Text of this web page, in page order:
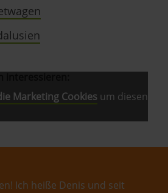
Marketing Cookies um diesen
Ich heiße Denis und seit